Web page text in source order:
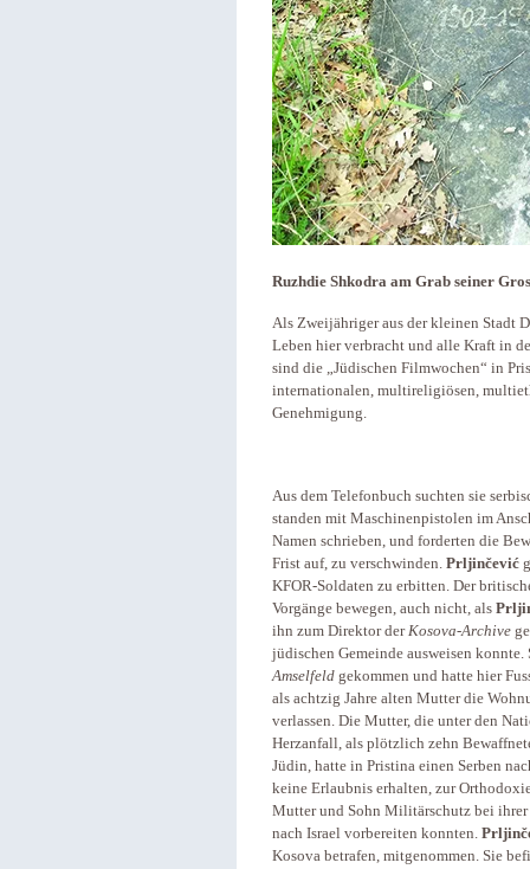
Ruzhdie Shkodra am Grab seiner
Als Zweijähriger aus der kleinen Stadt
Leben hier verbracht und alle Kraft in
sind die „Jüdischen Filmwochen“ in
internationalen, multireligiösen,
Genehmigung.
Aus dem Telefonbuch suchten sie
standen mit Maschinenpistolen im
Namen schrieben, und forderten die
Frist auf, zu verschwinden. Prljinčević
KFOR-Soldaten zu erbitten. Der
Vorgänge bewegen, auch nicht, als
ihn zum Direktor derKosova-Archive
jüdischen Gemeinde ausweisen
Amselfeld gekommen und hatte hier
als achtzig Jahre alten Mutter die
verlassen. Die Mutter, die unter den
Herzanfall, als plötzlich zehn
Jüdin, hatte in Pristina einen Serben
keine Erlaubnis erhalten, zur
Mutter und Sohn Militärschutz bei
nach Israel vorbereiten konnten.
Kosova betrafen, mitgenommen. Sie